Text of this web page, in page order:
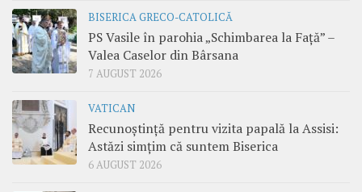
BISERICA GRECO-CATOLICĂ
PS Vasile în parohia „Schimbarea la Față” –
Valea Caselor din Bârsana
7 AUGUST 2026
VATICAN
Recunoștință pentru vizita papală la Assisi:
Astăzi simțim că suntem Biserica
6 AUGUST 2026